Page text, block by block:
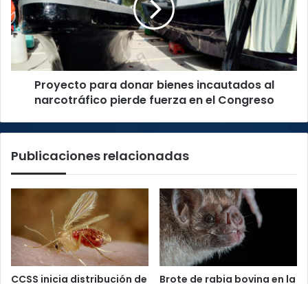
incautados
al
narcotráfico
pierde
fuerza
Proyecto para donar bienes incautados al
narcotráfico pierde fuerza en el Congreso
Publicaciones relacionadas
CCSS inicia distribución de Brote de rabia bovina en la